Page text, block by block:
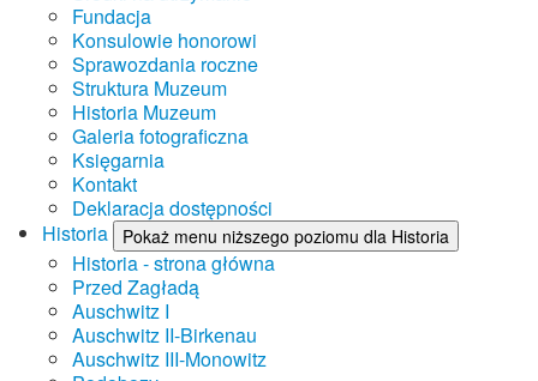
Fundacja
Konsulowie honorowi
Sprawozdania roczne
Struktura Muzeum
Historia Muzeum
Galeria fotograficzna
Księgarnia
Kontakt
Deklaracja dostępności
Historia
Pokaż menu niższego poziomu dla Historia
Historia - strona główna
Przed Zagładą
Auschwitz I
Auschwitz II-Birkenau
Auschwitz III-Monowitz